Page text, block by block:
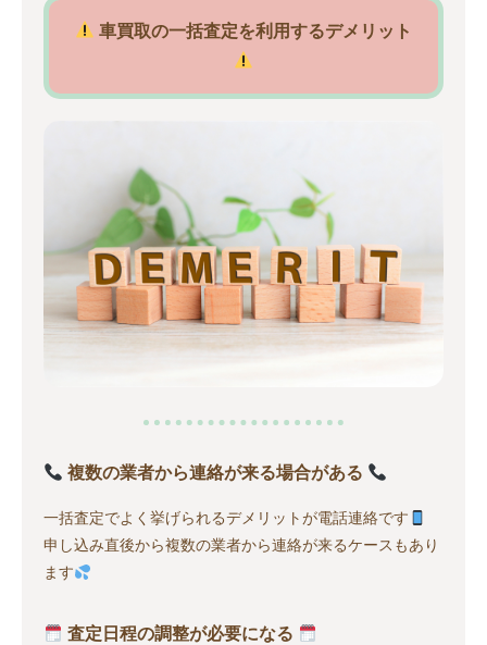
車買取の一括査定を利用するデメリット
複数の業者から連絡が来る場合がある
一括査定でよく挙げられるデメリットが電話連絡です
申し込み直後から複数の業者から連絡が来るケースもあり
ます
査定日程の調整が必要になる